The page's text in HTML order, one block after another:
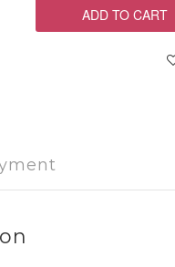
ADD TO CART